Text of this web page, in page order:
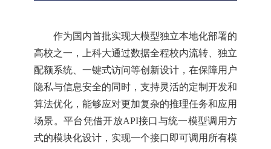
作为国内首批实现大模型独立本地化部署的
高校之一，上科大通过数据全程校内流转、独立
配额系统、一键式访问等创新设计，在保障用户
隐私与信息安全的同时，支持灵活的定制开发和
算法优化，能够应对更加复杂的推理任务和应用
场景。平台凭借开放API接口与统一模型调用方
式的模块化设计，实现一个接口即可调用所有模